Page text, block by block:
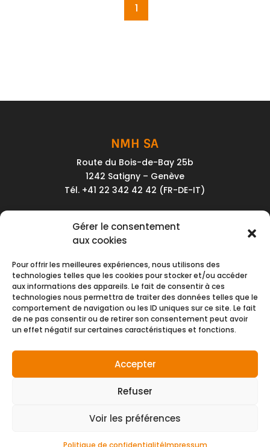
Gérer le consentement
aux cookies
Pour offrir les meilleures expériences, nous utilisons des
technologies telles que les cookies pour stocker et/ou accéder
aux informations des appareils. Le fait de consentir à ces
technologies nous permettra de traiter des données telles que le
comportement de navigation ou les ID uniques sur ce site. Le fait
de ne pas consentir ou de retirer son consentement peut avoir
un effet négatif sur certaines caractéristiques et fonctions.
Accepter
Refuser
Voir les préférences
Politique de confidentialitéImpressum
1
NMH SA
Route du Bois-de-Bay 25b
1242 Satigny – Genève
Tél. +41 22 342 42 42 (FR-DE-IT)
Service client
Conditions générales de vente
Impressum
Nous contacter
Moyens de paiement
© NMH SA 2026 | Tous droits réservés
créé par